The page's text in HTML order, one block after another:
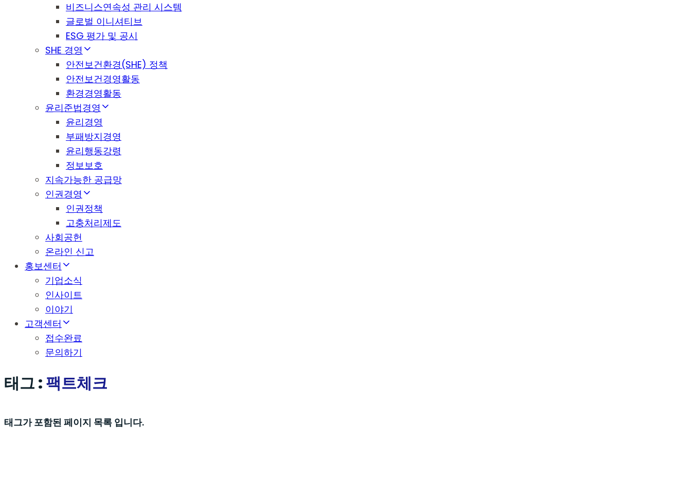
비즈니스연속성 관리 시스템
글로벌 이니셔티브
ESG 평가 및 공시
SHE 경영
안전보건환경(SHE) 정책
안전보건경영활동
환경경영활동
윤리준법경영
윤리경영
부패방지경영
윤리행동강령
정보보호
지속가능한 공급망
인권경영
인권정책
고충처리제도
사회공헌
온라인 신고
홍보센터
기업소식
인사이트
이야기
고객센터
접수완료
문의하기
태그 :팩트체크
태그가 포함된 페이지 목록 입니다.